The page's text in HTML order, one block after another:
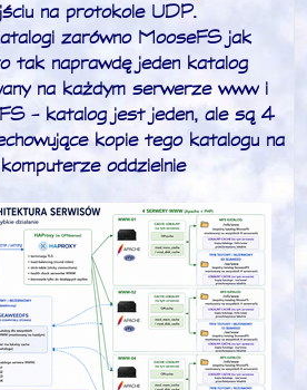
na protokole UDP.
zarówno MooseFS jak
tak naprawdę jeden katalog
na każdym serwerze www i
- katalog jest jeden, ale są 4
kopie tego katalogu na
oddzielnie